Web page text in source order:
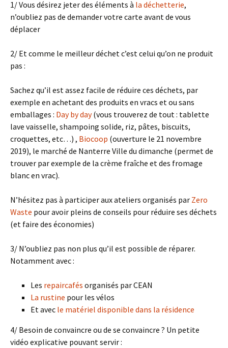
1/ Vous désirez jeter des éléments à la déchetterie,
n’oubliez pas de demander votre carte avant de vous
déplacer
2/ Et comme le meilleur déchet c’est celui qu’on ne produit
pas :
Sachez qu’il est assez facile de réduire ces déchets, par
exemple en achetant des produits en vracs et ou sans
emballages : Day by day(vous trouverez de tout : tablette
lave vaisselle, shampoing solide, riz, pâtes, biscuits,
croquettes, etc…) , Biocoop (ouverture le 21 novembre
2019), le marché de Nanterre Ville du dimanche (permet de
trouver par exemple de la crème fraîche et des fromage
blanc en vrac).
N’hésitez pas à participer aux ateliers organisés par Zero
Waste pour avoir pleins de conseils pour réduire ses déchets
(et faire des économies)
3/ N’oubliez pas non plus qu’il est possible de réparer.
Notamment avec :
Les repaircafés organisés par CEAN
La rustine pour les vélos
Et avec le matériel disponible dans la résidence
4/ Besoin de convaincre ou de se convaincre ? Un petite
vidéo explicative pouvant servir :